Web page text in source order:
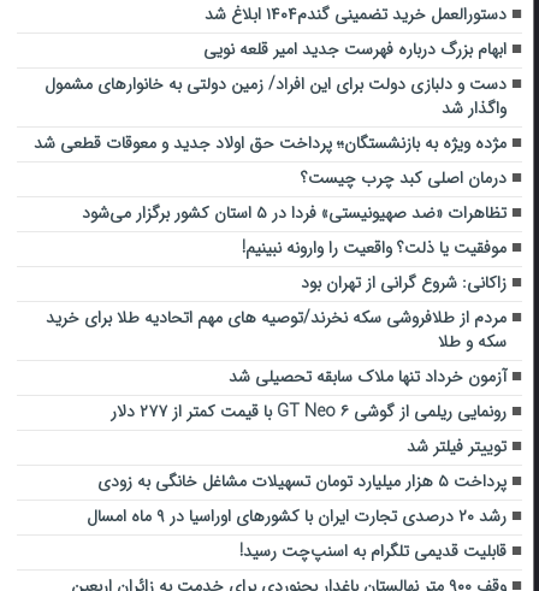
دستورالعمل خرید تضمینی گندم۱۴۰۴ ابلاغ شد
ابهام بزرگ درباره فهرست جدید امیر قلعه نویی
دست و دلبازی دولت برای این افراد/ زمین دولتی به خانوارهای مشمول
واگذار شد
مژده ویژه به بازنشستگان؛؛ پرداخت حق اولاد جدید و معوقات قطعی شد
درمان اصلی کبد چرب چیست؟
تظاهرات «ضد صهیونیستی» فردا در ۵ استان کشور برگزار می‌شود
موفقیت یا ذلت؟ واقعیت را وارونه نبینیم!
زاکانی: شروع گرانی از تهران بود
مردم از طلافروشی سکه نخرند/توصیه های مهم اتحادیه طلا برای خرید
سکه و طلا
آزمون خرداد تنها ملاک سابقه تحصیلی شد
رونمایی ریلمی از گوشی GT Neo ۶ با قیمت کمتر از ۲۷۷ دلار
توییتر فیلتر شد
پرداخت ۵ هزار میلیارد تومان تسهیلات مشاغل خانگی به زودی
رشد ۲۰ درصدی تجارت ایران با کشورهای اوراسیا در ۹ ماه امسال
قابلیت قدیمی تلگرام به اسنپ‌چت رسید!